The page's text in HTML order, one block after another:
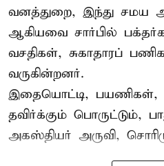
வனத்துறை, இந்து சமய
ஆகியவை சார்பில்
வசதிகள், சுகாதாரப்
வருகின்றனர்.
இதையொட்டி, பயணிகள்,
தவிர்க்கும் பொருட்டும்,
அகஸ்தியர் அருவி,